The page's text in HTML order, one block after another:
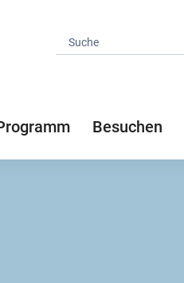
Besuchen